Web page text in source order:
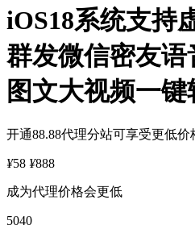
iOS18系统支持
群发微信密友语
图文大视频一键
开通88.88代理分站可享受更低价
¥58 ¥888
成为代理价格会更低
5040